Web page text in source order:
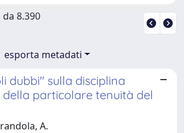
8.390
esporta metadati
dubbi" sulla disciplina
della particolare tenuità del
A.